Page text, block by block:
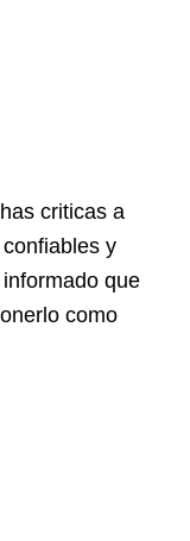
criticas a
y
que
como